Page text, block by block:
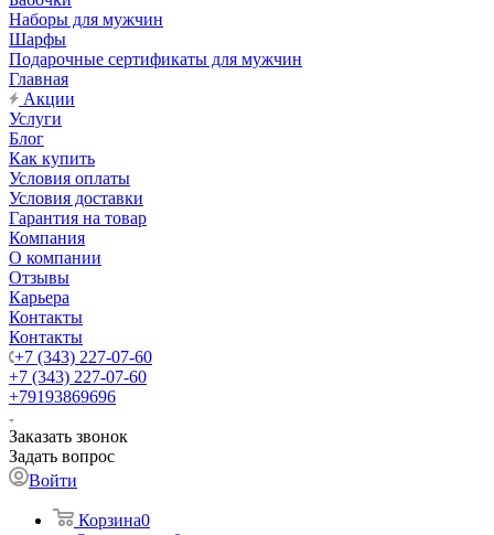
Наборы для мужчин
Шарфы
Подарочные сертификаты для мужчин
Главная
Акции
Услуги
Блог
Как купить
Условия оплаты
Условия доставки
Гарантия на товар
Компания
О компании
Отзывы
Карьера
Контакты
Контакты
+7 (343) 227-07-60
+7 (343) 227-07-60
+79193869696
Заказать звонок
Задать вопрос
Войти
Корзина0